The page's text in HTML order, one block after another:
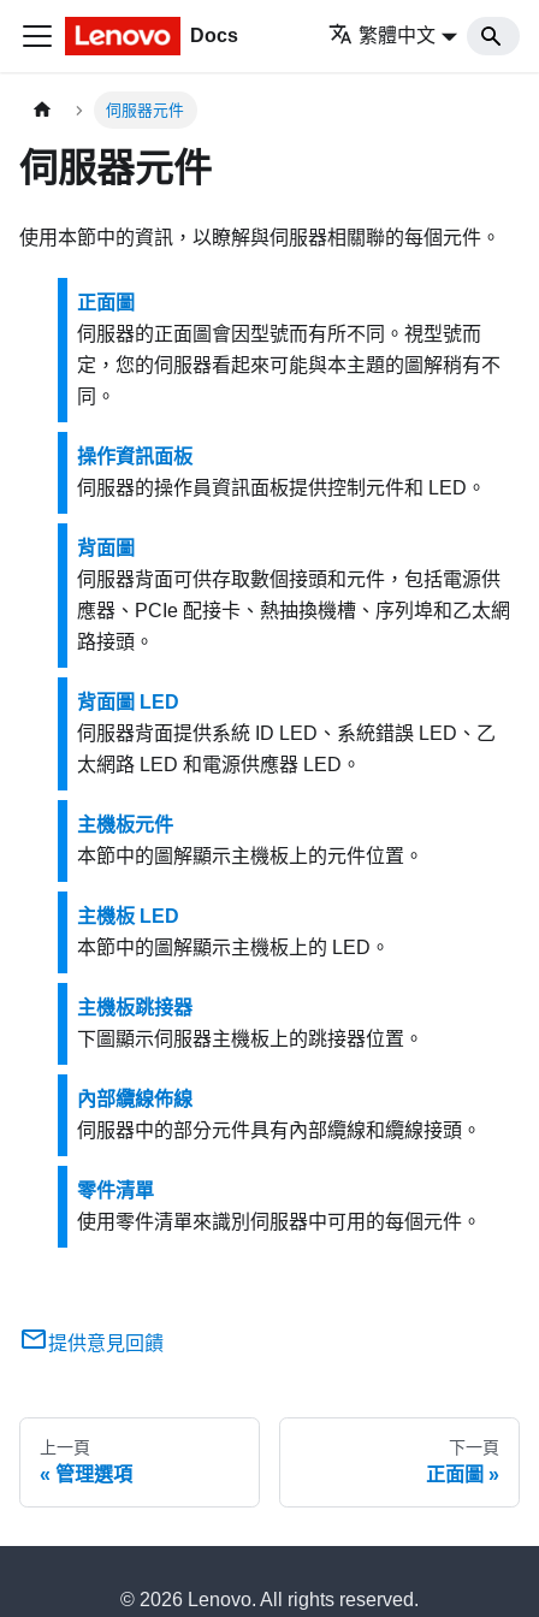
Docs 繁體中文
伺服器元件
伺服器元件
使用本節中的資訊，以瞭解與伺服器相關聯的每個元件。
正面圖
伺服器的正面圖會因型號而有所不同。視型號而
定，您的伺服器看起來可能與本主題的圖解稍有不
同。
操作資訊面板
伺服器的操作員資訊面板提供控制元件和 LED。
背面圖
伺服器背面可供存取數個接頭和元件，包括電源供
應器、PCIe 配接卡、熱抽換機槽、序列埠和乙太網
路接頭。
背面圖 LED
伺服器背面提供系統 ID LED、系統錯誤 LED、乙
太網路 LED 和電源供應器 LED。
主機板元件
本節中的圖解顯示主機板上的元件位置。
主機板 LED
本節中的圖解顯示主機板上的 LED。
主機板跳接器
下圖顯示伺服器主機板上的跳接器位置。
內部纜線佈線
伺服器中的部分元件具有內部纜線和纜線接頭。
零件清單
使用零件清單來識別伺服器中可用的每個元件。
提供意見回饋
上一頁
管理選項
下一頁
正面圖
© 2026 Lenovo. All rights reserved.